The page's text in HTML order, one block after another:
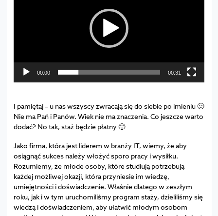
00:00 00:31
I pamiętaj – u nas wszyscy zwracają się do siebie po imieniu 🙂
Nie ma Pań i Panów. Wiek nie ma znaczenia. Co jeszcze warto
dodać? No tak, staż będzie płatny 🙂
Jako firma, która jest liderem w branży IT, wiemy, że aby
osiągnąć sukces należy włożyć sporo pracy i wysiłku.
Rozumiemy, że młode osoby, które studiują potrzebują
każdej możliwej okazji, która przyniesie im wiedzę,
umiejętności i doświadczenie. Właśnie dlatego w zeszłym
roku, jak i w tym uruchomiliśmy program staży, dzieliliśmy się
wiedzą i doświadczeniem, aby ułatwić młodym osobom